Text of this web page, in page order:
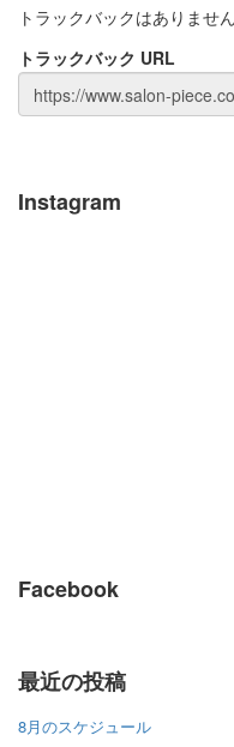
トラックバックはありません
トラックバック URL
Instagram
Facebook
最近の投稿
8月のスケジュール